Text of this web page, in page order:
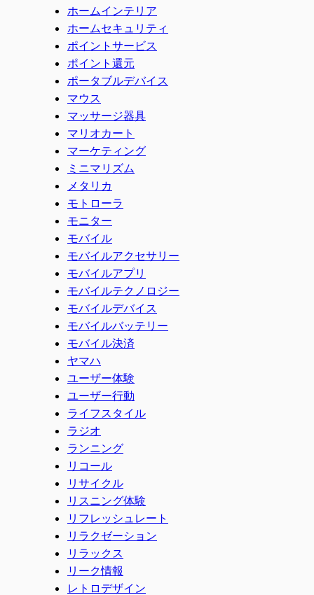
ホームインテリア
ホームセキュリティ
ポイントサービス
ポイント還元
ポータブルデバイス
マウス
マッサージ器具
マリオカート
マーケティング
ミニマリズム
メタリカ
モトローラ
モニター
モバイル
モバイルアクセサリー
モバイルアプリ
モバイルテクノロジー
モバイルデバイス
モバイルバッテリー
モバイル決済
ヤマハ
ユーザー体験
ユーザー行動
ライフスタイル
ラジオ
ランニング
リコール
リサイクル
リスニング体験
リフレッシュレート
リラクゼーション
リラックス
リーク情報
レトロデザイン